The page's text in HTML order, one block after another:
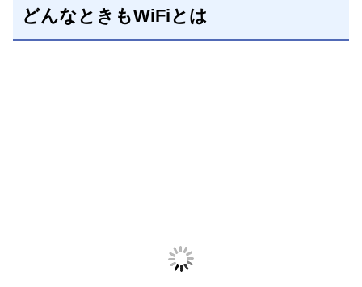
どんなときもWiFiとは